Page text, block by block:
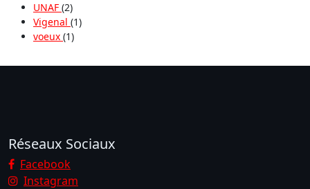
UNAF (2)
Vigenal (1)
voeux (1)
Réseaux Sociaux
Facebook
Instagram